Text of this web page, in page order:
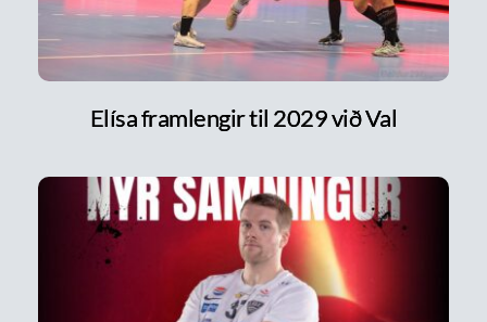
Elísa framlengir til 2029 við Val